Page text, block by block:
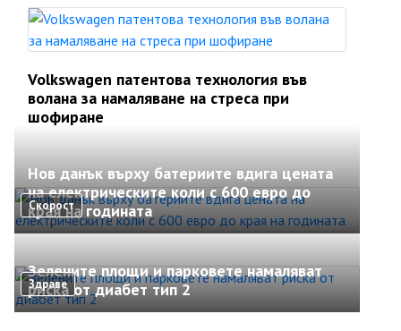
Volkswagen патентова технология във
волана за намаляване на стреса при
шофиране
Скорост
Нов данък върху батериите вдига цената
на електрическите коли с 600 евро до
края на годината
Здраве
Зелените площи и парковете намаляват
риска от диабет тип 2